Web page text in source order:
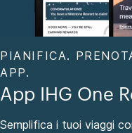
PIANIFICA.
APP.
App IHG One
Semplifica i tuoi viaggi